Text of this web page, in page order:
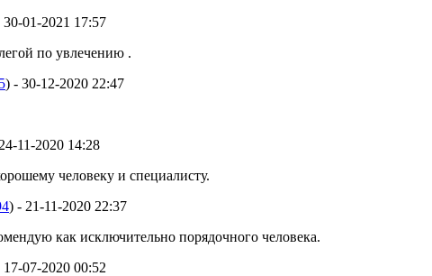
30-01-2021 17:57
по увлечению .
) - 30-12-2020 22:47
11-2020 14:28
человеку и специалисту.
) - 21-11-2020 22:37
как исключительно порядочного человека.
17-07-2020 00:52